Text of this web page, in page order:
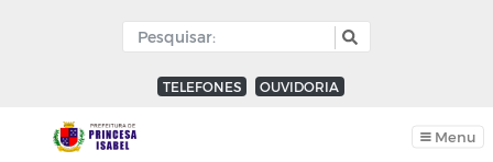
TELEFONES OUVIDORIA
Menu